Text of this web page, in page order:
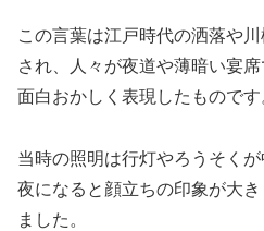
この言葉は江戸時代の洒落や
され、人々が夜道や薄暗い宴
面白おかしく表現したものです
当時の照明は行灯やろうそく
夜になると顔立ちの印象が大
ました。